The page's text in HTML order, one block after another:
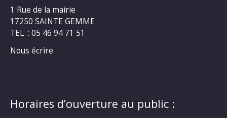
1 Rue de la mairie
17250 SAINTE GEMME
TEL : 05 46 94 71 51
Nous écrire
Horaires d’ouverture au public :